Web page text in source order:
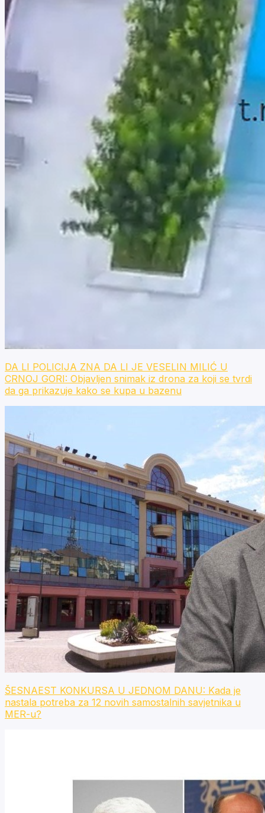
DA LI POLICIJA ZNA DA LI JE VESELIN MILIĆ U
CRNOJ GORI: Objavljen snimak iz drona za koji se tvrdi
da ga prikazuje kako se kupa u bazenu
ŠESNAEST KONKURSA U JEDNOM DANU: Kada je
nastala potreba za 12 novih samostalnih savjetnika u
MER-u?